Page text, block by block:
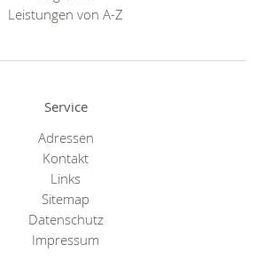
Leistungen von A-Z
Service
Adressen
Kontakt
Links
Sitemap
Datenschutz
Impressum